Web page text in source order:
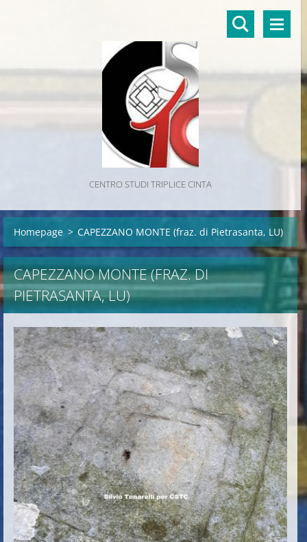
CENTRO STUDI TRIPLICE CINTA
Homepage > CAPEZZANO MONTE (fraz. di Pietrasanta, LU)
CAPEZZANO MONTE (FRAZ. DI
PIETRASANTA, LU)